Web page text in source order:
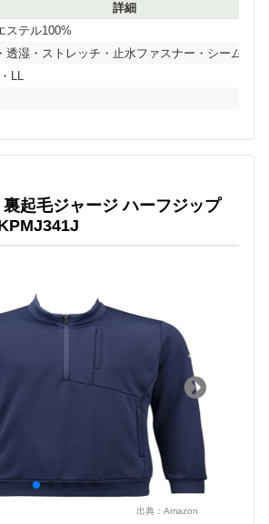
詳細
ステル100%
透湿・ストレッチ・止水ファスナー・シームテー
LL
起毛ジャージ ハーフジップ
出典： Amazon